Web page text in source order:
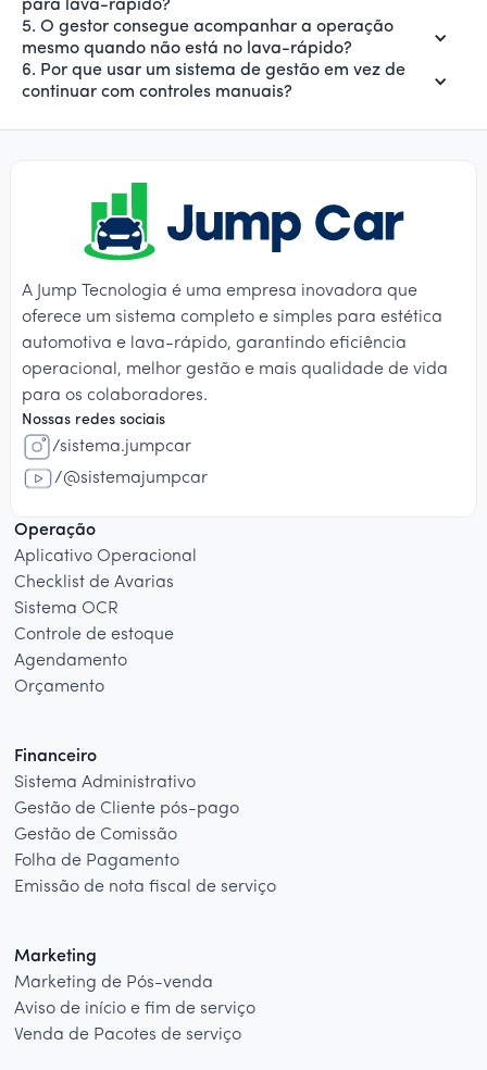
para lava-rápido?
5. O gestor consegue acompanhar a operação
mesmo quando não está no lava-rápido?
6. Por que usar um sistema de gestão em vez de
continuar com controles manuais?
A Jump Tecnologia é uma empresa inovadora que
oferece um sistema completo e simples para estética
automotiva e lava-rápido, garantindo eficiência
operacional, melhor gestão e mais qualidade de vida
para os colaboradores.
Nossas redes sociais
/sistema.jumpcar
/@sistemajumpcar
Operação
Aplicativo Operacional
Checklist de Avarias
Sistema OCR
Controle de estoque
Agendamento
Orçamento
Financeiro
Sistema Administrativo
Gestão de Cliente pós-pago
Gestão de Comissão
Folha de Pagamento
Emissão de nota fiscal de serviço
Marketing
Marketing de Pós-venda
Aviso de início e fim de serviço
Venda de Pacotes de serviço